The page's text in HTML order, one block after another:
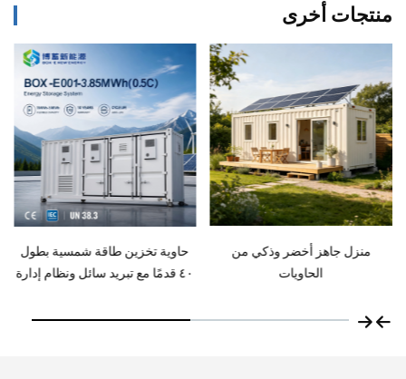
منتجات أخرى
حاوية تخزين طاقة شمسية بطول
٤٠ قدمًا مع تبريد سائل ونظام إدارة
حل فعّال ومتين لتخزين الطاقة في
حاويات بسعة ١ ميغاواط ساعة و٢